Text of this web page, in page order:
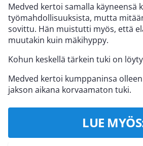
Medved kertoi samalla käyneensä
työmahdollisuuksista, mutta
sovittu. Hän muistutti myös, että
muutakin kuin mäkihyppy.
Kohun keskellä tärkein tuki on
Medved kertoi kumppaninsa
jakson aikana korvaamaton tuki.
LUE